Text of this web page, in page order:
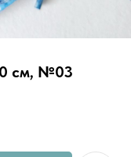
см, №03